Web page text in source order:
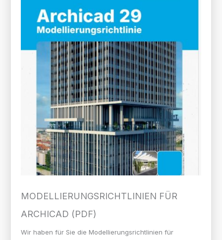
MODELLIERUNGS­RICHTLINIEN FÜR
ARCHICAD (PDF)
Wir haben für Sie die Modellierungsrichtlinien für